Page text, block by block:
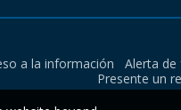
a la información
Alerta de
Presente un